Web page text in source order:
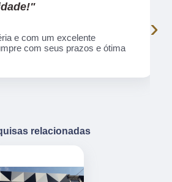
e com um excelente
com seus prazos e ótima
›
relacionadas